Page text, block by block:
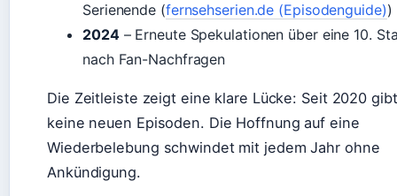
Serienende (fernsehserien.de (Episodenguide))
2024– Erneute Spekulationen über eine 10.
nach Fan-Nachfragen
Die Zeitleiste zeigt eine klare Lücke: Seit 2020
keine neuen Episoden. Die Hoffnung auf eine
Wiederbelebung schwindet mit jedem Jahr ohne
Ankündigung.